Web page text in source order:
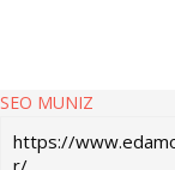
SEO MUNIZ